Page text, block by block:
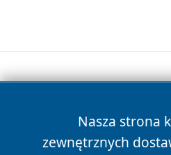
Nasza strona
zewnętrznych